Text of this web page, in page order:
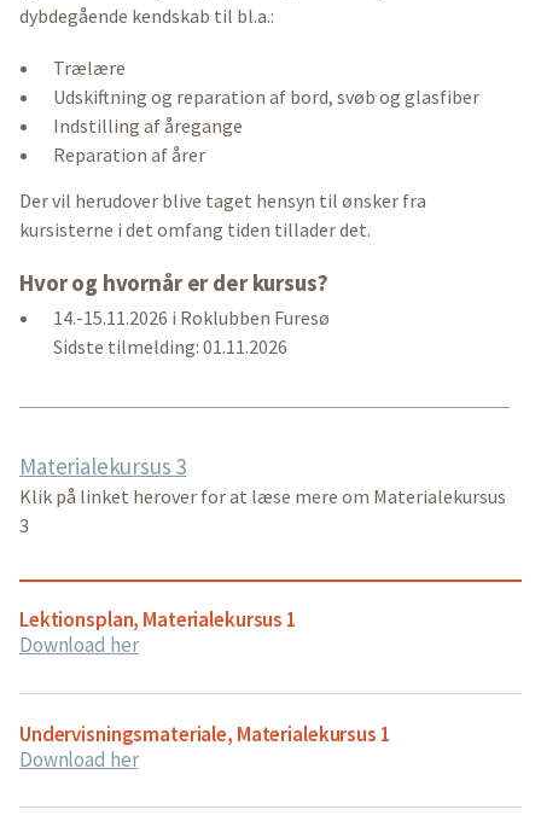
dybdegående kendskab til bl.a.:
Trælære
Udskiftning og reparation af bord, svøb og glasfiber
Indstilling af åregange
Reparation af årer
Der vil herudover blive taget hensyn til ønsker fra
kursisterne i det omfang tiden tillader det.
Hvor og hvornår er der kursus?
14.-15.11.2026 i Roklubben Furesø
Sidste tilmelding: 01.11.2026
Materialekursus 3
Klik på linket herover for at læse mere om Materialekursus
3
Lektionsplan, Materialekursus 1
Download her
Undervisningsmateriale, Materialekursus 1
Download her